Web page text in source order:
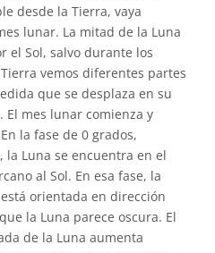
desde la Tierra, vaya
lunar. La mitad de la Luna
el Sol, salvo durante los
vemos diferentes partes
que se desplaza en su
mes lunar comienza y
la fase de 0 grados,
la Luna se encuentra en el
al Sol. En esa fase, la
orientada en dirección
la Luna parece oscura. El
de la Luna aumenta